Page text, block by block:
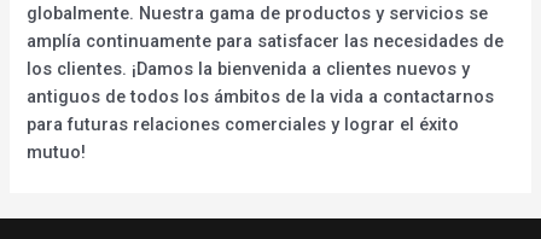
globalmente. Nuestra gama de productos y servicios se
amplía continuamente para satisfacer las necesidades de
los clientes. ¡Damos la bienvenida a clientes nuevos y
antiguos de todos los ámbitos de la vida a contactarnos
para futuras relaciones comerciales y lograr el éxito
mutuo!